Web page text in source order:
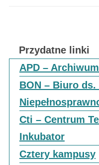
Przydatne linki
APD –
BON – Biuro ds.
Cti – Centrum
Inkubator
Cztery kampusy